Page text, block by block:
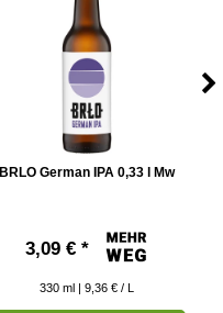
BRLO German IPA 0,33 l Mw
3,09 € *
330 ml | 9,36 € / L